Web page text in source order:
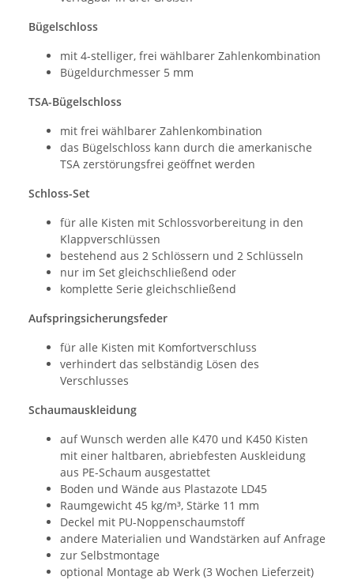
Bügelschloss
mit 4-stelliger, frei wählbarer Zahlenkombination
Bügeldurchmesser 5 mm
TSA-Bügelschloss
mit frei wählbarer Zahlenkombination
das Bügelschloss kann durch die amerkanische
TSA zerstörungsfrei geöffnet werden
Schloss-Set
für alle Kisten mit Schlossvorbereitung in den
Klappverschlüssen
bestehend aus 2 Schlössern und 2 Schlüsseln
nur im Set gleichschließend oder
komplette Serie gleichschließend
Aufspringsicherungsfeder
für alle Kisten mit Komfortverschluss
verhindert das selbständig Lösen des
Verschlusses
Schaumauskleidung
auf Wunsch werden alle K470 und K450 Kisten
mit einer haltbaren, abriebfesten Auskleidung
aus PE-Schaum ausgestattet
Boden und Wände aus Plastazote LD45
Raumgewicht 45 kg/m³, Stärke 11 mm
Deckel mit PU-Noppenschaumstoff
andere Materialien und Wandstärken auf Anfrage
zur Selbstmontage
optional Montage ab Werk (3 Wochen Lieferzeit)